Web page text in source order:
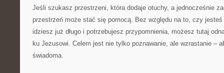
Jeśli szukasz przestrzeni, która dodaje otuchy, a jednocześnie
przestrzeń może stać się pomocą. Bez względu na to, czy
idziesz już długo i potrzebujesz przypomnienia, możesz tutaj
ku Jezusowi. Celem jest nie tylko poznawanie, ale wzrastanie –
świadoma.